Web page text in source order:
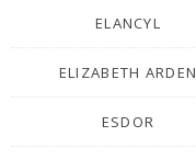
ELANCYL
ELIZABETH ARDEN
ESDOR